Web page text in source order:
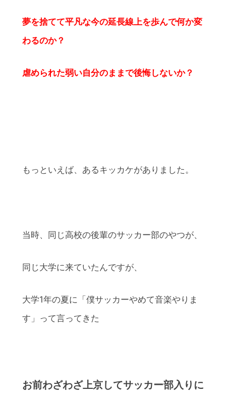
夢を捨てて平凡な今の延長線上を歩んで何か変
わるのか？
虐められた弱い自分のままで後悔しないか？
もっといえば、あるキッカケがありました。
当時、同じ高校の後輩のサッカー部のやつが、
同じ大学に来ていたんですが、
大学1年の夏に「僕サッカーやめて音楽やりま
す」って言ってきた
お前わざわざ上京してサッカー部入りに